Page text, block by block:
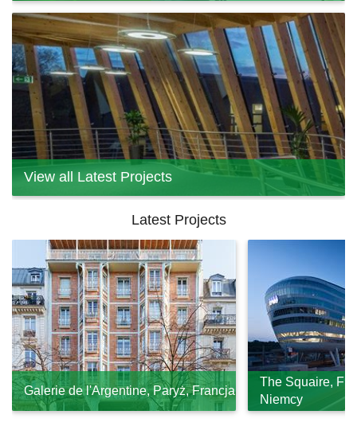
View all Latest Projects
Latest Projects
Galerie de l'Argentine, Paryż, Francja
The Squaire,
Niemcy